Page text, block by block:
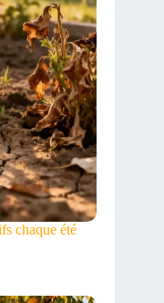
chaque été